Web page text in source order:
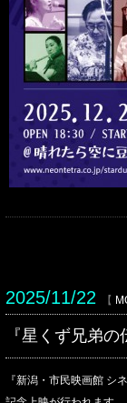
2025/11/22 【
『星くず兄弟
『新潟・市民映画館 シ